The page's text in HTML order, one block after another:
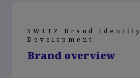
SWITZ Brand Identity
Development
Brand overview